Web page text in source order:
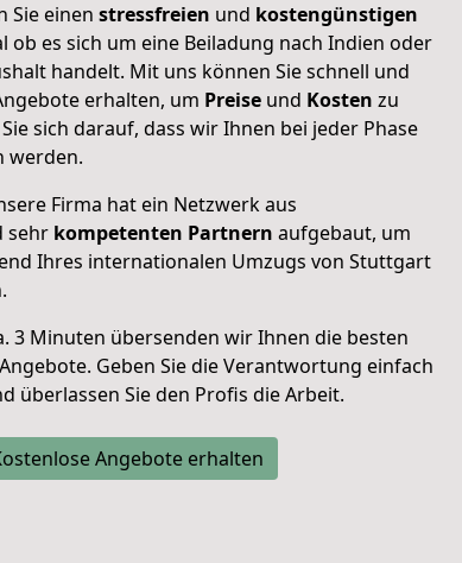
Sie einen stressfreien und kostengünstigen
ob es sich um eine Beiladung nach Indien oder
handelt. Mit uns können Sie schnell und
erhalten, um Preise und Kosten zu
sich darauf, dass wir Ihnen bei jeder Phase
werden.
Firma hat ein Netzwerk aus
sehr kompetenten Partnern aufgebaut, um
Ihres internationalen Umzugs von Stuttgart
3 Minuten übersenden wir Ihnen die besten
. Geben Sie die Verantwortung einfach
überlassen Sie den Profis die Arbeit.
Angebote erhalten